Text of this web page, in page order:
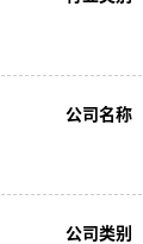
公司名称
公司类别